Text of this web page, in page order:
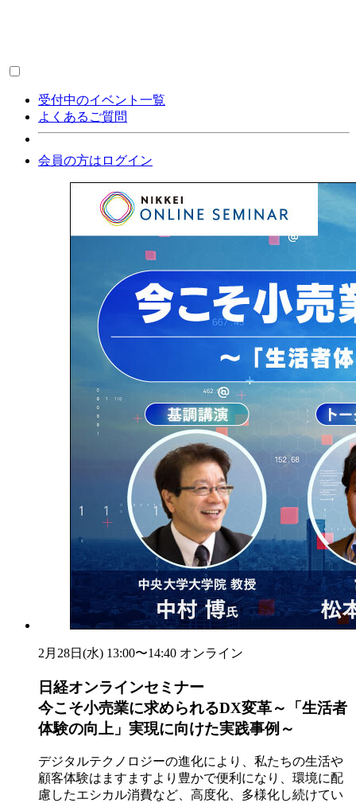
受付中のイベント一覧
よくあるご質問
会員の方はログイン
2月28日(水) 13:00〜14:40 オンライン
日経オンラインセミナー
今こそ小売業に求められるDX変革～「生活者
体験の向上」実現に向けた実践事例～
デジタルテクノロジーの進化により、私たちの生活や
顧客体験はますますより豊かで便利になり、環境に配
慮したエシカル消費など、高度化、多様化し続けてい